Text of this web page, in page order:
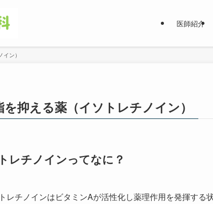
医師紹介
ン）
を抑える薬（イソトレチノイン）
レチノインってなに？
レチノインはビタミンAが活性化し薬理作用を発揮する